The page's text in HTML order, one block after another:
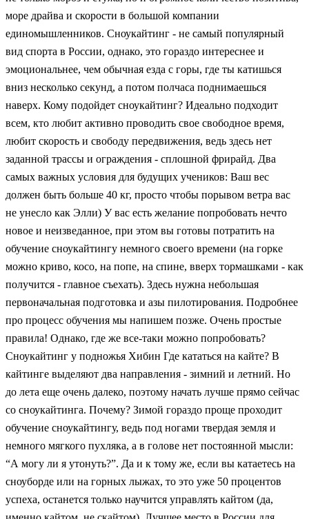
море драйва и скорости в большой компании
единомышленников. Сноукайтинг - не самый популярный
вид спорта в России, однако, это гораздо интереснее и
эмоциональнее, чем обычная езда с горы, где ты катишься
вниз несколько секунд, а потом полчаса поднимаешься
наверх. Кому подойдет сноукайтинг? Идеально подходит
всем, кто любит активно проводить свое свободное время,
любит скорость и свободу передвижения, ведь здесь нет
заданной трассы и ограждения - сплошной фрирайд. Два
самых важных условия для будущих учеников: Ваш вес
должен быть больше 40 кг, просто чтобы порывом ветра вас
не унесло как Элли) У вас есть желание попробовать нечто
новое и неизведанное, при этом вы готовы потратить на
обучение сноукайтингу немного своего времени (на горке
можно криво, косо, на попе, на спине, вверх тормашками - как
получится - главное съехать). Здесь нужна небольшая
первоначальная подготовка и азы пилотирования. Подробнее
про процесс обучения мы напишем позже. Очень простые
правила! Однако, где же все-таки можно попробовать?
Сноукайтинг у подножья Хибин Где кататься на кайте? В
кайтинге выделяют два направления - зимний и летний. Но
до лета еще очень далеко, поэтому начать лучше прямо сейчас
со сноукайтинга. Почему? Зимой гораздо проще проходит
обучение сноукайтингу, ведь под ногами твердая земля и
немного мягкого пухляка, а в голове нет постоянной мысли:
“А могу ли я утонуть?”. Да и к тому же, если вы катаетесь на
сноуборде или на горных лыжах, то это уже 50 процентов
успеха, останется только научится управлять кайтом (да,